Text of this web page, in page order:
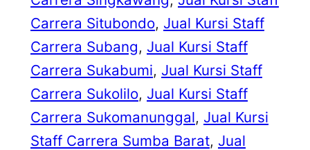
Carrera Situbondo, Jual Kursi Staff
Carrera Subang, Jual Kursi Staff
Carrera Sukabumi, Jual Kursi Staff
Carrera Sukolilo, Jual Kursi Staff
Carrera Sukomanunggal, Jual Kursi
Staff Carrera Sumba Barat, Jual